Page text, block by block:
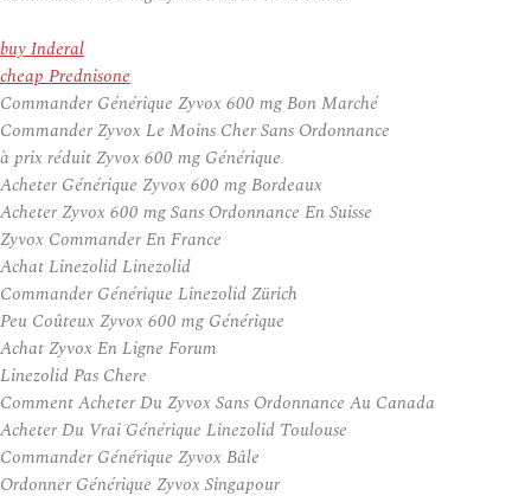
buy Inderal
cheap Prednisone
Commander Générique Zyvox 600 mg Bon Marché
Commander Zyvox Le Moins Cher Sans Ordonnance
à prix réduit Zyvox 600 mg Générique
Acheter Générique Zyvox 600 mg Bordeaux
Acheter Zyvox 600 mg Sans Ordonnance En Suisse
Zyvox Commander En France
Achat Linezolid Linezolid
Commander Générique Linezolid Zürich
Peu Coûteux Zyvox 600 mg Générique
Achat Zyvox En Ligne Forum
Linezolid Pas Chere
Comment Acheter Du Zyvox Sans Ordonnance Au Canada
Acheter Du Vrai Générique Linezolid Toulouse
Commander Générique Zyvox Bâle
Ordonner Générique Zyvox Singapour